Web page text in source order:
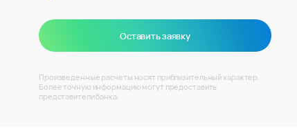
Оставить заявку
Произведенные расчеты носят приблизительный характер.
Более точную информацию могут предоставить
представители банка.